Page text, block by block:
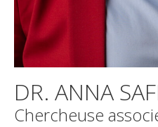
DR. ANNA
Chercheuse